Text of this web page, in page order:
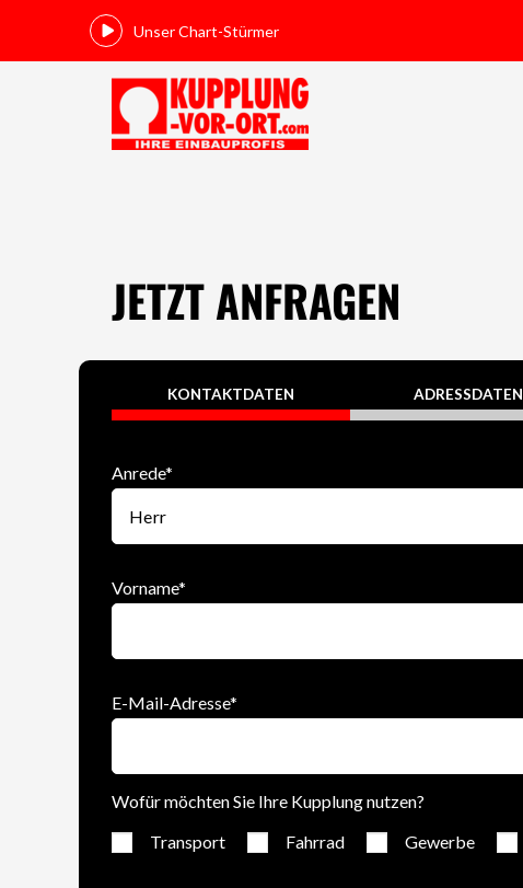
Unser Chart-Stürmer
JETZT ANFRAGEN
KONTAKTDATEN ADRESSDATEN
Anrede*
Vorname*
E-Mail-Adresse*
Wofür möchten Sie Ihre Kupplung nutzen?
Transport
Fahrrad Gewerbe